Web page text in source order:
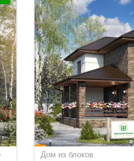
Дом из блоков